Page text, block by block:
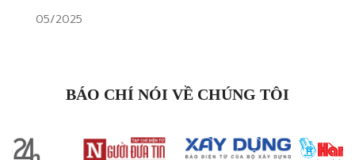
05/2025
BÁO CHÍ NÓI VỀ CHÚNG TÔI